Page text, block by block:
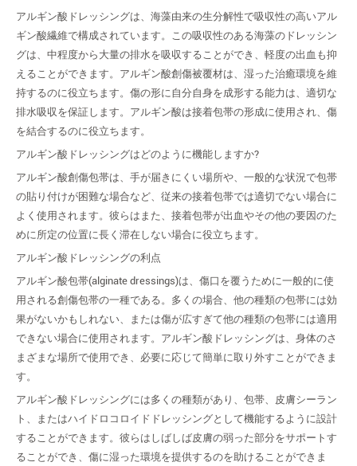
アルギン酸ドレッシングは、海藻由来の生分解性で吸収性の高いアル
ギン酸繊維で構成されています。この吸収性のある海藻のドレッシン
グは、中程度から大量の排水を吸収することができ、軽度の出血も抑
えることができます。アルギン酸創傷被覆材は、湿った治癒環境を維
持するのに役立ちます。傷の形に自分自身を成形する能力は、適切な
排水吸収を保証します。アルギン酸は接着包帯の形成に使用され、傷
を結合するのに役立ちます。
アルギン酸ドレッシングはどのように機能しますか?
アルギン酸創傷包帯は、手が届きにくい場所や、一般的な状況で包帯
の貼り付けが困難な場合など、従来の接着包帯では適切でない場合に
よく使用されます。彼らはまた、接着包帯が出血やその他の要因のた
めに所定の位置に長く滞在しない場合に役立ちます。
アルギン酸ドレッシングの利点
アルギン酸包帯(alginate dressings)は、傷口を覆うために一般的に使
用される創傷包帯の一種である。多くの場合、他の種類の包帯には効
果がないかもしれない、または傷が広すぎて他の種類の包帯には適用
できない場合に使用されます。アルギン酸ドレッシングは、身体のさ
まざまな場所で使用でき、必要に応じて簡単に取り外すことができま
す。
アルギン酸ドレッシングには多くの種類があり、包帯、皮膚シーラン
ト、またはハイドロコロイドドレッシングとして機能するように設計
することができます。彼らはしばしば皮膚の弱った部分をサポートす
ることができ、傷に湿った環境を提供するのを助けることができま